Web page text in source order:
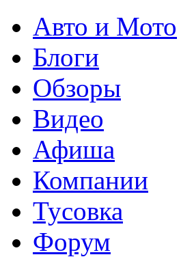
Авто и Мото
Блоги
Обзоры
Видео
Афиша
Компании
Тусовка
Форум